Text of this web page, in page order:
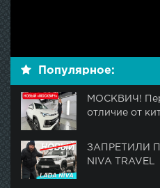
Популярное:
МОСКВИЧ!
отличие от
ЗАПРЕТИЛИ
NIVA TRAVEL